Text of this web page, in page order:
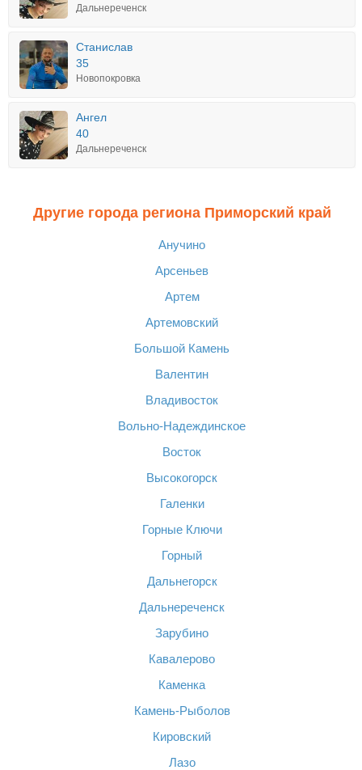
Дальнереченск
Станислав
35
Новопокровка
Ангел
40
Дальнереченск
Другие города региона Приморский край
Анучино
Арсеньев
Артем
Артемовский
Большой Камень
Валентин
Владивосток
Вольно-Надеждинское
Восток
Высокогорск
Галенки
Горные Ключи
Горный
Дальнегорск
Дальнереченск
Зарубино
Кавалерово
Каменка
Камень-Рыболов
Кировский
Лазо